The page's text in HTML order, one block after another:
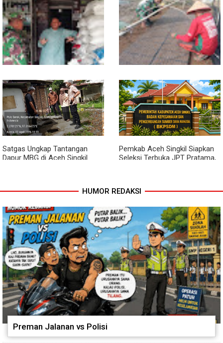
Sambil Ngopi, Plh. Pasiter
Kodim 0118/Subulussalam
Beri Motivasi Pemuda Calon
Peserta Seleksi Komcad
Lewat Komsos, Babinsa
Rundeng Pantau Stok dan
Harga Pupuk
Dari Bibit Jadi Harapan,
Babinsa Dampingi Warga
Kembangkan Semangka
Satgas Ungkap Tantangan
Dapur MBG di Aceh Singkil
Pemkab Aceh Singkil Siapkan
Seleksi Terbuka JPT Pratama,
HUMOR REDAKSI
Preman Jalanan vs Polisi